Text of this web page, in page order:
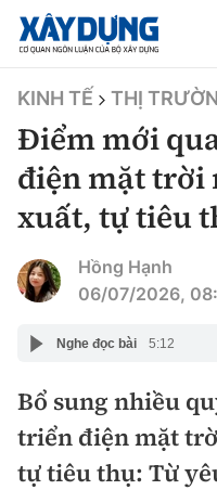
TIN BỘ XÂY DỰNG
CHUYÊN MỤC
Mới nhất
Thời sự
Chính trị
Xã hội
Xây dựng
Chỉ đạo điều hành
Giao thông
KINH TẾ THỊ
Điểm mới
điện mặt trời
xuất, tự tiêu
Hồng Hạnh
06/07/2026,
Nghe đọc bài 5:12
Bổ sung nhiều
triển điện mặt
tự tiêu thụ: Từ